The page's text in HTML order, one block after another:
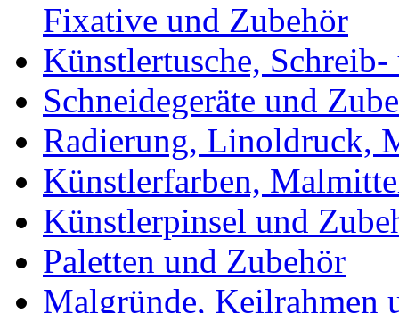
Fixative und Zubehör
Künstlertusche,
Schneidegeräte und
Radierung, Linoldruck,
Künstlerfarben,
Künstlerpinsel und
Paletten und Zubehör
Malgründe, Keilrahmen